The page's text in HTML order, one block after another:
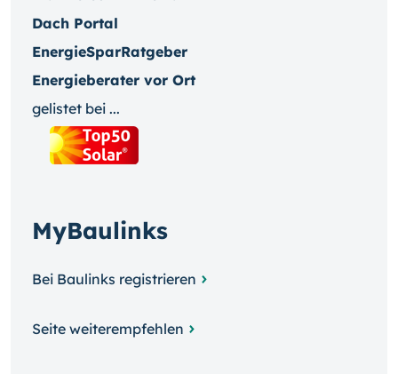
Dach Portal
EnergieSparRatgeber
Energieberater vor Ort
gelistet bei ...
MyBaulinks
Bei Baulinks registrieren
Seite weiterempfehlen